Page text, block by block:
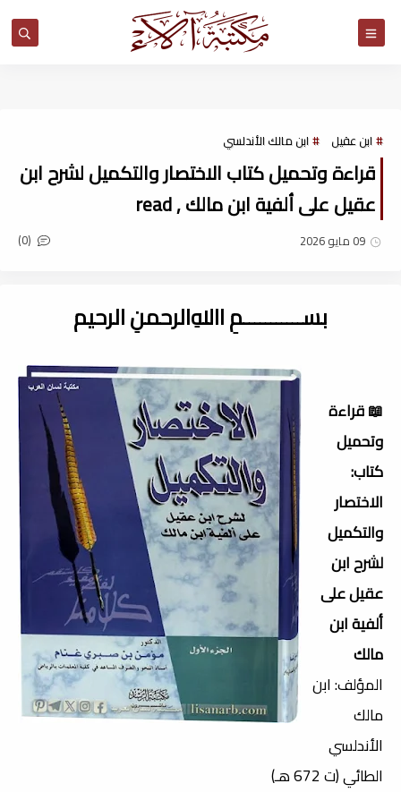
ابن عقيل ابن مالك الأندلسي
قراءة وتحميل كتاب الاختصار والتكميل لشرح ابن
عقيل على ألفية ابن مالك , read
09 مايو 2026 (0)
بســـــــــــمِ اﷲِالرحمنِ الرحيم
📖 قراءة
وتحميل
كتاب:
الاختصار
والتكميل
لشرح ابن
عقيل على
ألفية ابن
مالك
المؤلف: ابن
مالك
الأندلسي
الطائي (ت 672 هـ)